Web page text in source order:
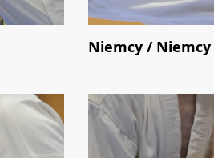
Niemcy / Niemcy